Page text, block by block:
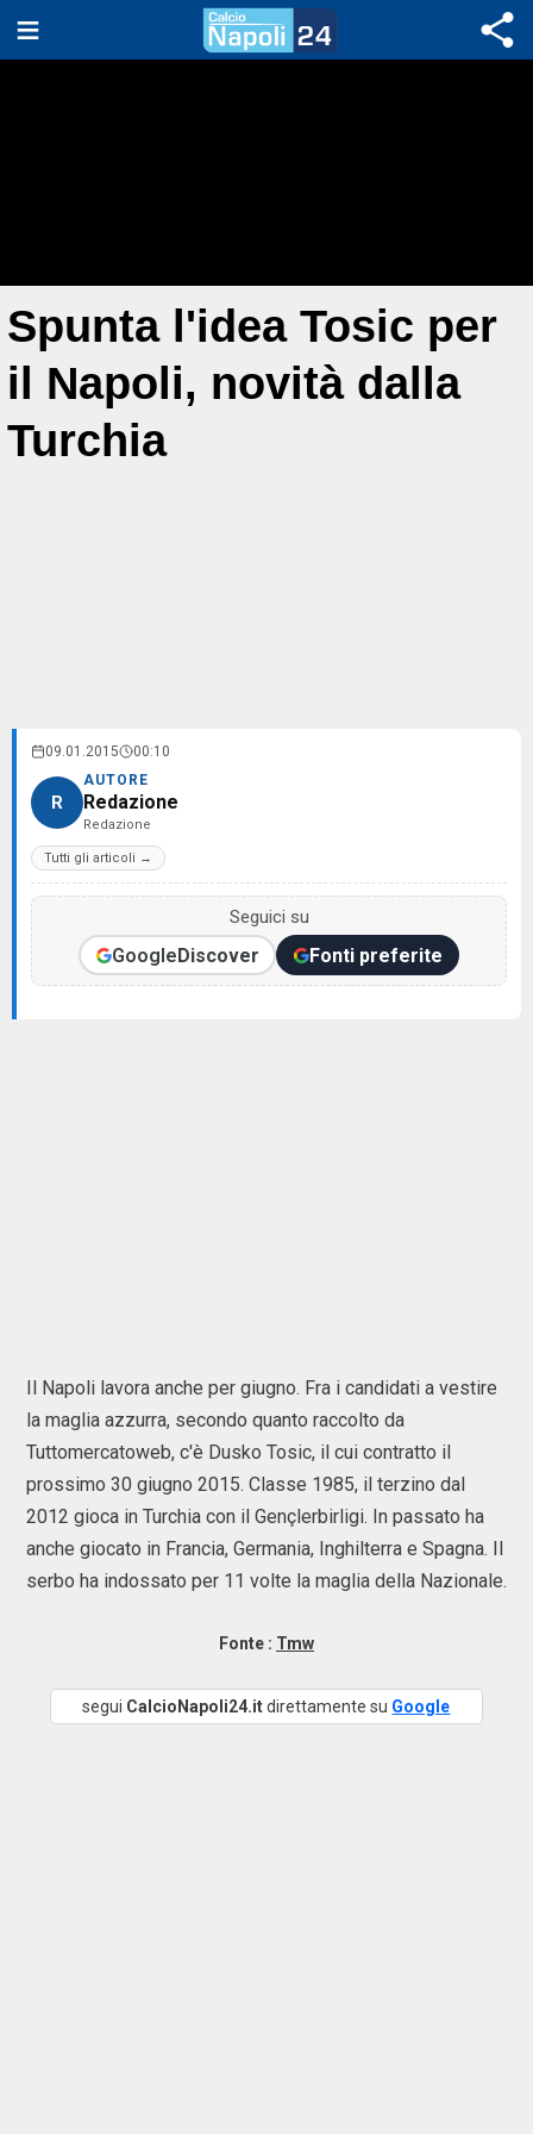
Spunta l'idea Tosic per
il Napoli, novità dalla
Turchia
09.01.2015 00:10
R
AUTORE
Redazione
Redazione
Tutti gli articoli →
Seguici su
GoogleDiscover Fonti preferite
Il Napoli lavora anche per giugno. Fra i candidati a vestire
la maglia azzurra, secondo quanto raccolto da
Tuttomercatoweb, c'è Dusko Tosic, il cui contratto il
prossimo 30 giugno 2015. Classe 1985, il terzino dal
2012 gioca in Turchia con il Gençlerbirligi. In passato ha
anche giocato in Francia, Germania, Inghilterra e Spagna. Il
serbo ha indossato per 11 volte la maglia della Nazionale.
Fonte : Tmw
segui CalcioNapoli24.itdirettamente su Google